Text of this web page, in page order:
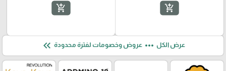
add_shopping_cart
add_shopping_cart
عرض الكل more_horiz عروض وخصومات لفترة محدودة keyboard_double_arrow_left